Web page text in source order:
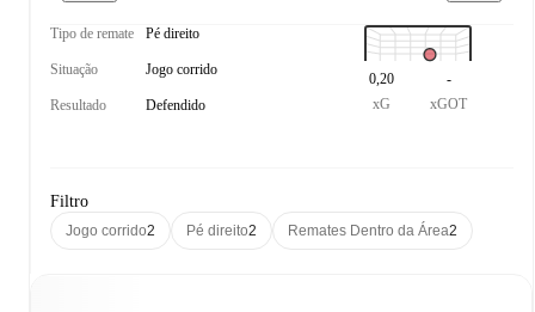
Tipo de remate Pé direito
Situação Jogo corrido
Resultado Defendido
0,20
xG
-
xGOT
Filtro
Jogo corrido2 Pé direito2 Remates Dentro da Área2